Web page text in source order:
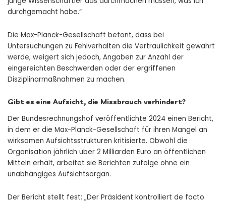
durchgemacht habe.“
Die Max-Planck-Gesellschaft betont, dass bei
Untersuchungen zu Fehlverhalten die Vertraulichkeit gewahrt
werde, weigert sich jedoch, Angaben zur Anzahl der
eingereichten Beschwerden oder der ergriffenen
Disziplinarmaßnahmen zu machen.
Gibt es eine Aufsicht, die Missbrauch verhindert?
Der Bundesrechnungshof veröffentlichte 2024 einen Bericht,
in dem er die Max-Planck-Gesellschaft für ihren Mangel an
wirksamen Aufsichtsstrukturen kritisierte. Obwohl die
Organisation jährlich über 2 Milliarden Euro an öffentlichen
Mitteln erhält, arbeitet sie Berichten zufolge ohne ein
unabhängiges Aufsichtsorgan.
Der Bericht stellt fest: „Der Präsident kontrolliert de facto